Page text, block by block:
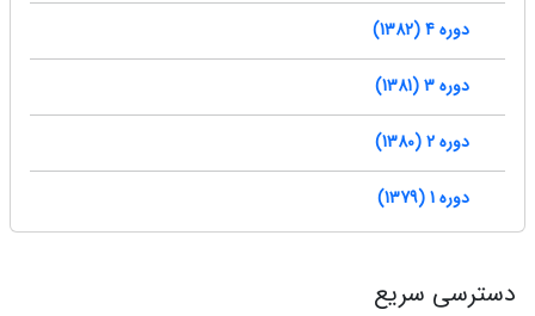
دوره 4 (1382)
دوره 3 (1381)
دوره 2 (1380)
دوره 1 (1379)
دسترسی سریع